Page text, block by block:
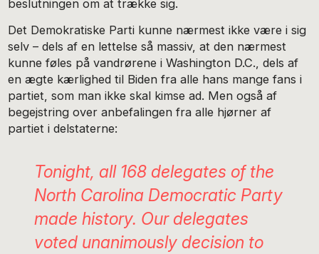
beslutningen om at trække sig.
Det Demokratiske Parti kunne nærmest ikke være i sig
selv – dels af en lettelse så massiv, at den nærmest
kunne føles på vandrørene i Washington D.C., dels af
en ægte kærlighed til Biden fra alle hans mange fans i
partiet, som man ikke skal kimse ad. Men også af
begejstring over anbefalingen fra alle hjørner af
partiet i delstaterne:
Tonight, all 168 delegates of the
North Carolina Democratic Party
made history. Our delegates
voted unanimously decision to